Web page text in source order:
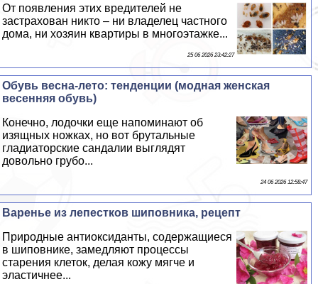
От появления этих вредителей не
застрахован никто – ни владелец частного
дома, ни хозяин квартиры в многоэтажке...
25 06 2026 23:42:27
Обувь весна-лето: тенденции (модная женская
весенняя обувь)
Конечно, лодочки еще напоминают об
изящных ножках, но вот брутальные
гладиаторские сандалии выглядят
довольно грубо...
24 06 2026 12:58:47
Варенье из лепестков шиповника, рецепт
Природные антиоксиданты, содержащиеся
в шиповнике, замедляют процессы
старения клеток, делая кожу мягче и
эластичнее...